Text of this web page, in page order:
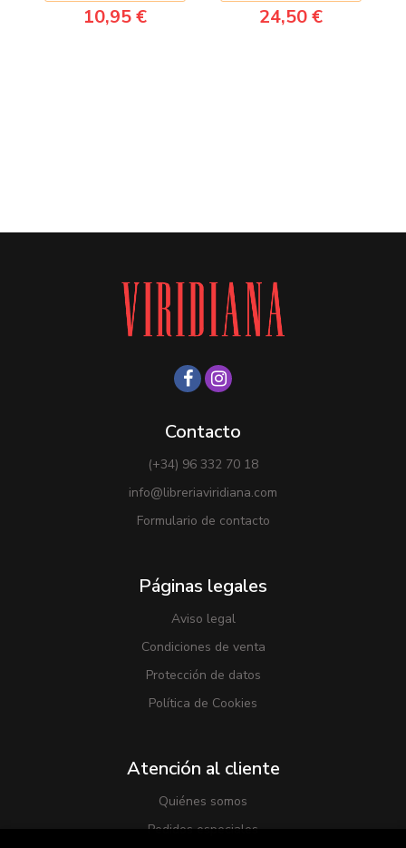
10,95 € 24,50 €
Contacto
(+34) 96 332 70 18
info@libreriaviridiana.com
Formulario de contacto
Páginas legales
Aviso legal
Condiciones de venta
Protección de datos
Política de Cookies
Atención al cliente
Quiénes somos
Pedidos especiales